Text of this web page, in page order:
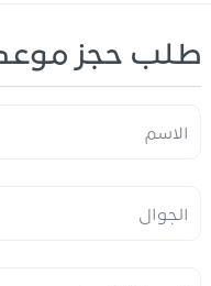
طلب حجز